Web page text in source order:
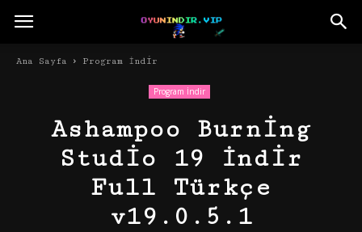
Ana Sayfa Program İndir
Program İndir
Ashampoo Burning
Studio 19 İndir
Full Türkçe
v19.0.5.1